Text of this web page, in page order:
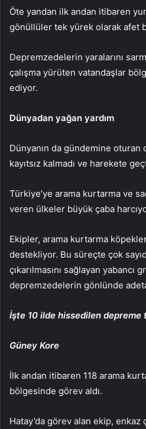
Öte yandan ilk andan itibaren
gönüllüler tek yürek olarak afet
Depremzedelerin yaralarını
çalışma yürüten vatandaşlar
ediyor.
Dünyadan yağan yardım
Dünyanın da gündemine
kayıtsız kalmadı ve harekete
Türkiye’ye arama kurtarma ve
veren ülkeler büyük çaba
Ekipler, arama kurtarma
destekliyor. Bu süreçte çok
çıkarılmasını sağlayan yabancı
depremzedelerin gönlünde
İşte 10 ilde hissedilen
Güney Kore
İlk andan itibaren 118 arama
bölgesinde görev aldı.
Hatay’da görev alan ekip, enkaz